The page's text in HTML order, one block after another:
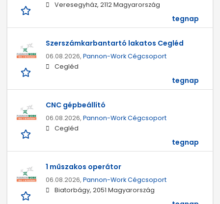
Veresegyház, 2112 Magyarország
tegnap
Szerszámkarbantartó lakatos Cegléd
06.08.2026, Pannon-Work Cégcsoport
Cegléd
tegnap
CNC gépbeállító
06.08.2026, Pannon-Work Cégcsoport
Cegléd
tegnap
1 műszakos operátor
06.08.2026, Pannon-Work Cégcsoport
Biatorbágy, 2051 Magyarország